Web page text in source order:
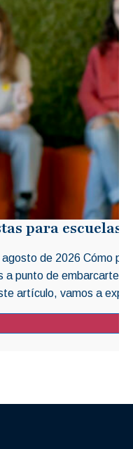
para escuelas
de 2026 Cómo
a punto de embarcarte
artículo, vamos a